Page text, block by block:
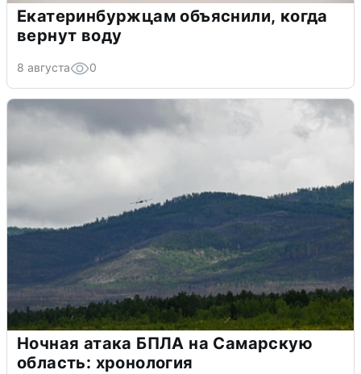
Екатеринбуржцам объяснили, когда
вернут воду
8 августа 0
Ночная атака БПЛА на Самарскую
область: хронология